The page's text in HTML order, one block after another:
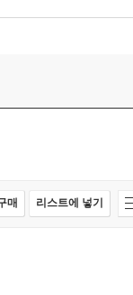
매 리스트에 넣기